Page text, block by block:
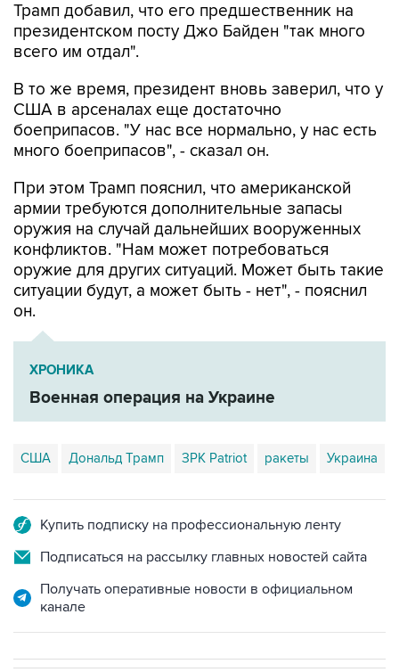
Трамп добавил, что его предшественник на
президентском посту Джо Байден "так много
всего им отдал".
В то же время, президент вновь заверил, что у
США в арсеналах еще достаточно
боеприпасов. "У нас все нормально, у нас есть
много боеприпасов", - сказал он.
При этом Трамп пояснил, что американской
армии требуются дополнительные запасы
оружия на случай дальнейших вооруженных
конфликтов. "Нам может потребоваться
оружие для других ситуаций. Может быть такие
ситуации будут, а может быть - нет", - пояснил
он.
ХРОНИКА
Военная операция на Украине
США Дональд Трамп ЗРК Patriot ракеты Украина
Купить подписку на профессиональную ленту
Подписаться на рассылку главных новостей сайта
Получать оперативные новости в официальном
канале